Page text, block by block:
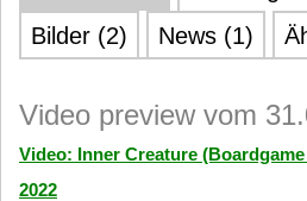
Bilder (2)
News (1)
Video preview vom
Video: Inner Creature
2022